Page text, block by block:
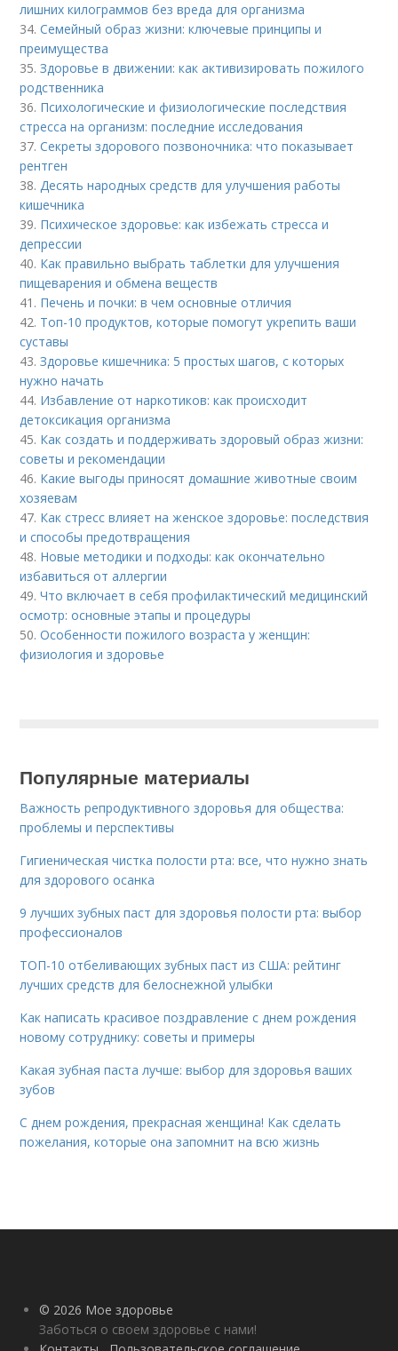
лишних килограммов без вреда для организма
34.Семейный образ жизни: ключевые принципы и
преимущества
35.Здоровье в движении: как активизировать пожилого
родственника
36. Психологические и физиологические последствия
стресса на организм: последние исследования
37.Секреты здорового позвоночника: что показывает
рентген
38.Десять народных средств для улучшения работы
кишечника
39. Психическое здоровье: как избежать стресса и
депрессии
40. Как правильно выбрать таблетки для улучшения
пищеварения и обмена веществ
41. Печень и почки: в чем основные отличия
42. Топ-10 продуктов, которые помогут укрепить ваши
суставы
43.Здоровье кишечника: 5 простых шагов, с которых
нужно начать
44. Избавление от наркотиков: как происходит
детоксикация организма
45. Как создать и поддерживать здоровый образ жизни:
советы и рекомендации
46. Какие выгоды приносят домашние животные своим
хозяевам
47. Как стресс влияет на женское здоровье: последствия
и способы предотвращения
48. Новые методики и подходы: как окончательно
избавиться от аллергии
49.Что включает в себя профилактический медицинский
осмотр: основные этапы и процедуры
50.Особенности пожилого возраста у женщин:
физиология и здоровье
Популярные материалы
Важность репродуктивного здоровья для общества:
проблемы и перспективы
Гигиеническая чистка полости рта: все, что нужно знать
для здорового осанка
9 лучших зубных паст для здоровья полости рта: выбор
профессионалов
ТОП-10 отбеливающих зубных паст из США: рейтинг
лучших средств для белоснежной улыбки
Как написать красивое поздравление с днем рождения
новому сотруднику: советы и примеры
Какая зубная паста лучше: выбор для здоровья ваших
зубов
С днем рождения, прекрасная женщина! Как сделать
пожелания, которые она запомнит на всю жизнь
© 2026 Мое здоровье
Заботься о своем здоровье с нами!